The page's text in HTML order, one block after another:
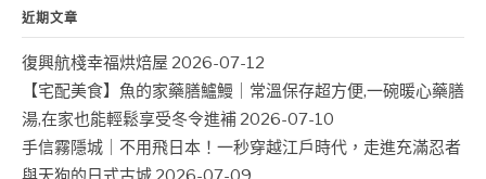
近期文章
復興航棧幸福烘焙屋 2026-07-12
【宅配美食】魚的家藥膳鱸鰻｜常溫保存超方便,一碗暖心藥膳
湯,在家也能輕鬆享受冬令進補 2026-07-10
手信霧隱城｜不用飛日本！一秒穿越江戶時代，走進充滿忍者